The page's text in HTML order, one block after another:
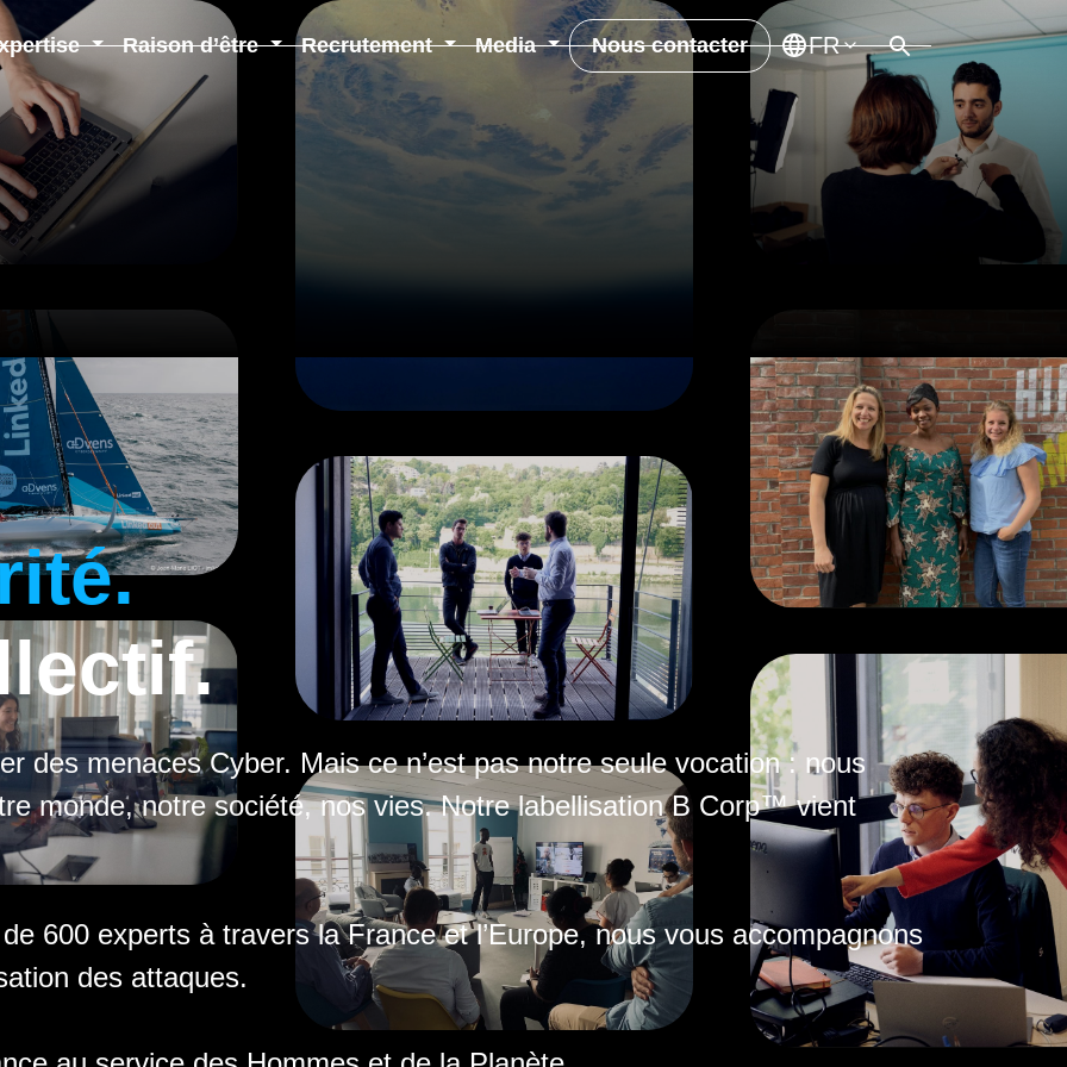
Raison d’être Recrutement Media Nous contacter
des menaces Cyber. Mais ce n’est pas notre seule vocation : nous
monde, notre société, nos vies. Notre labellisation B Corp™ vient
600 experts à travers la France et l’Europe, nous vous accompagnons
des attaques.